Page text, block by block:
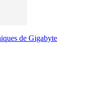
de Gigabyte